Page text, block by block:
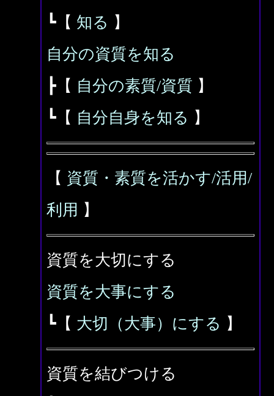
┗【 知る 】
自分の資質を知る
┣【 自分の素質/資質 】
┗【 自分自身を知る 】
【 資質・素質を活かす/活用/
利用 】
資質を大切にする
資質を大事にする
┗【 大切（大事）にする 】
資質を結びつける